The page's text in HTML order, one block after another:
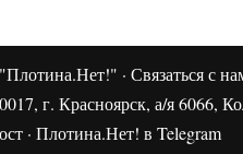
· Связаться с
г. Красноярск, а/я 6066,
· Плотина.Нет! в Telegram